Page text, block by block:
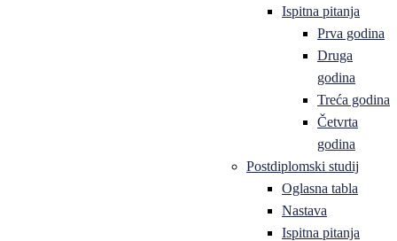
Ispitna pitanja
Prva godina
Druga
godina
Treća godina
Četvrta
godina
Postdiplomski studij
Oglasna tabla
Nastava
Ispitna pitanja